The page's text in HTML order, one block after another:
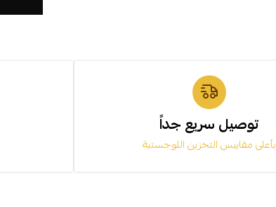
توصيل سريع جداً
بأعلى مقاييس التخزين اللوجستية